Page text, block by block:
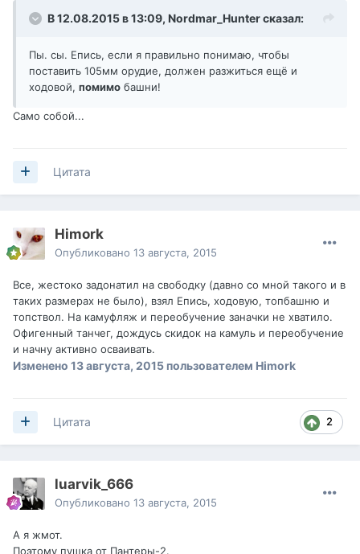
В 12.08.2015 в 13:09, Nordmar_Hunterсказал:
Пы. сы. Епись, если я правильно понимаю, чтобы
поставить 105мм орудие, должен разжиться ещё и
ходовой, помимо башни!
Само собой...
Цитата
Himork
Опубликовано 13 августа, 2015
Все, жестоко задонатил на свободку (давно со мной такого и в
таких размерах не было), взял Епись, ходовую, топбашню и
топствол. На камуфляж и переобучение заначки не хватило.
Офигенный танчег, дождусь скидок на камуль и переобучение
и начну активно осваивать.
Изменено 13 августа, 2015 пользователем Himork
2
Цитата
luarvik_666
Опубликовано 13 августа, 2015
А я жмот.
Поэтому пушка от Пантеры-2.